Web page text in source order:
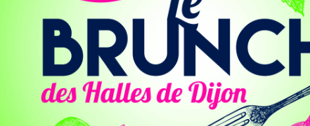
d’Or continue sa croissance. Par rapport à 2015, le
Un gain dû surtout grâce à Dijon qui gagne 4.232 habitants